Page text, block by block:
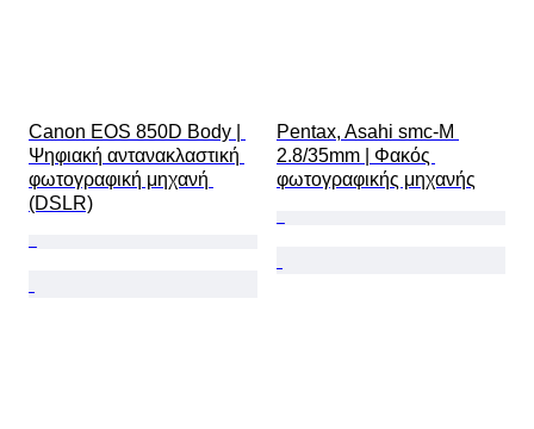
Canon EOS 850D Body |
Ψηφιακή αντανακλαστική
φωτογραφική μηχανή
(DSLR)
Pentax, Asahi smc-M
2.8/35mm | Φακός
φωτογραφικής μηχανής